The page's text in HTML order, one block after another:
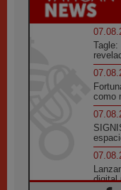
Tagle:
como
digital